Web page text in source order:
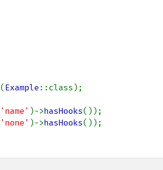
( Example::class);
'name' )->hasHooks
'none' )->hasHooks());